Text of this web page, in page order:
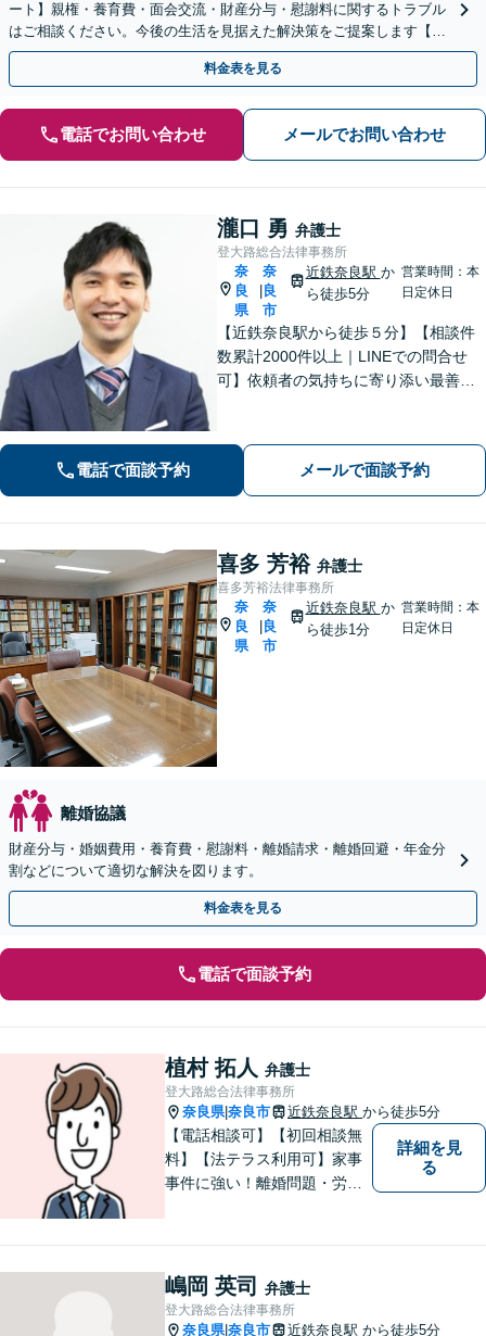
ート】親権・養育費・面会交流・財産分与・慰謝料に関するトラブル
はご相談ください。今後の生活を見据えた解決策をご提案します【近
鉄奈良駅4分】【夜間・休日の相談可能】
料金表を見る
電話でお問い合わせ メールでお問い合わせ
瀧口 勇 弁護士
登大路総合法律事務所
奈
良
県
奈
良
市
近鉄奈良駅 か
ら徒歩5分
営業時間：本
日定休日
【近鉄奈良駅から徒歩５分】【相談件
数累計2000件以上｜LINEでの問合せ
可】依頼者の気持ちに寄り添い最善の
ン法律相談可能】
電話で面談予約 メールで面談予約
喜多 芳裕 弁護士
喜多芳裕法律事務所
奈
良
県
奈
良
市
近鉄奈良駅 か
ら徒歩1分
営業時間：本
日定休日
離婚協議
財産分与・婚姻費用・養育費・慰謝料・離婚請求・離婚回避・年金分
割などについて適切な解決を図ります。
料金表を見る
電話で面談予約
植村 拓人 弁護士
登大路総合法律事務所
奈良県|奈良市 近鉄奈良駅 から徒歩5分
【電話相談可】【初回相談無
料】【法テラス利用可】家事
事件に強い！離婚問題・労働
談しやすい弁護士を目指す
【夜間・休日面談可】【完全
個室】【近鉄奈良駅5分】
詳細を見
る
嶋岡 英司 弁護士
登大路総合法律事務所
奈良県|奈良市 近鉄奈良駅 から徒歩5分